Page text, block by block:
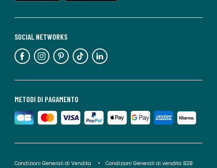
METODI DI PAGAMENTO
SOCIAL NETWORKS
Condizioni Generali di Vendita Condizioni Generali di vendita B2B